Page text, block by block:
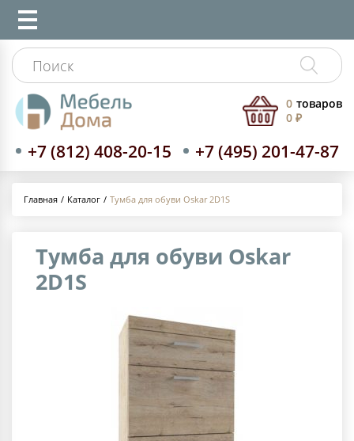
+7 (812) 408-20-15 +7 (495) 201-47-87
0 товаров
0 ₽
Главная Каталог Тумба для обуви Oskar 2D1S
Тумба для обуви Oskar
2D1S